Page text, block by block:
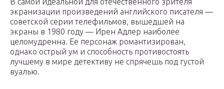
экранизации произведений английского писателя —
советской серии телефильмов, вышедшей на
экраны в 1980 году — Ирен Адлер наиболее
целомудренна. Ее персонаж романтизирован,
однако острый ум и способность противостоять
лучшему в мире детективу не спрячешь под густой
вуалью.